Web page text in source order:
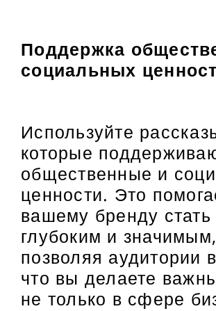
Поддержка
социальных
Используйте
которые
общественные и
ценности. Это
вашему бренду стать
глубоким и значимым,
позволяя аудитории
что вы делаете
не только в сфере